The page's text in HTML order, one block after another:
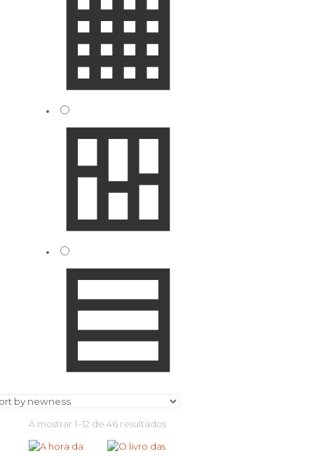
A mostrar 1–12 de 46 resultadosOrdenado